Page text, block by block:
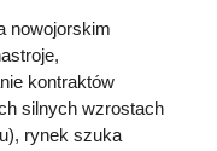
nowojorskim
kontraktów
silnych wzrostach
rynek szuka